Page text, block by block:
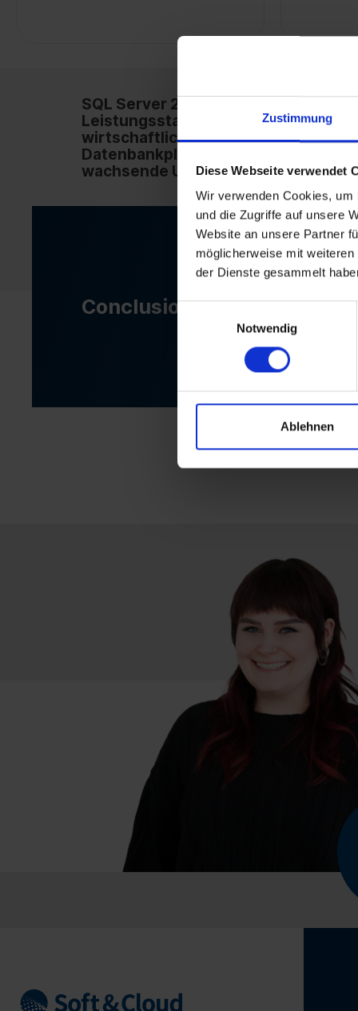
Zustimmung
Diese Webseite verwendet
Wir verwenden Cookies,
und die Zugriffe auf unsere
Website an unsere Partner
möglicherweise mit
der Dienste gesammelt
Notwendig
Ablehnen
SQL Server 2025 Standard 4Core –
Leistungsstarke und
wirtschaftliche
Datenbankplattform für
wachsende Unternehmen
Conclusion